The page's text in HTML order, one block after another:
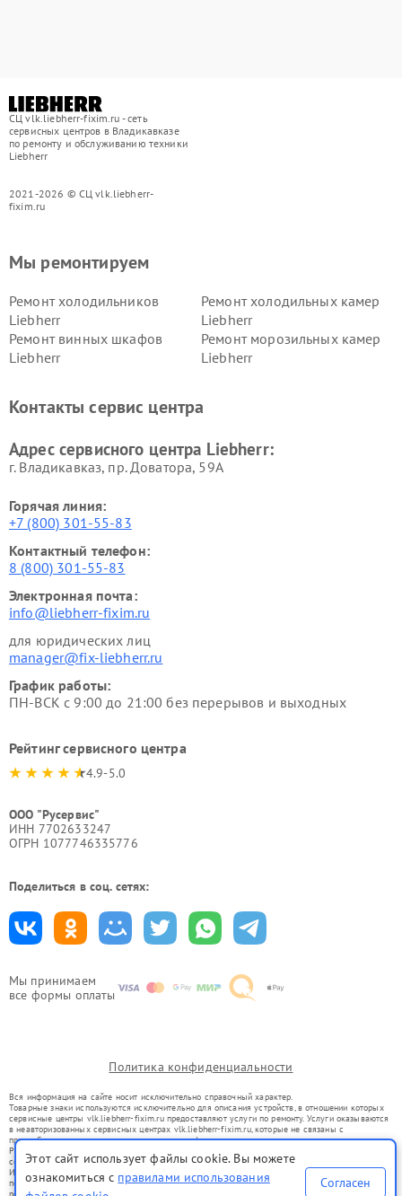
СЦ vlk.liebherr-fixim.ru - сеть
сервисных центров в Владикавказе
по ремонту и обслуживанию техники
Liebherr
2021-2026 © СЦ vlk.liebherr-
fixim.ru
Мы принимаем
все формы оплаты
Мы ремонтируем
Ремонт холодильников
Liebherr
Ремонт холодильных камер
Liebherr
Ремонт винных шкафов
Liebherr
Ремонт морозильных камер
Liebherr
Контакты сервис центра
Адрес сервисного центра Liebherr:
г. Владикавказ, пр. Доватора, 59А
Горячая линия:
+7 (800) 301-55-83
Контактный телефон:
8 (800) 301-55-83
Электронная почта:
info@liebherr-fixim.ru
для юридических лиц
manager@fix-liebherr.ru
График работы:
ПН-ВСК с 9:00 до 21:00 без перерывов и выходных
Рейтинг сервисного центра
4.9-5.0
ООО "Русервис"
ИНН 7702633247
ОГРН 1077746335776
Поделиться в соц. сетях:
Политика конфиденциальности
Вся информация на сайте носит исключительно справочный характер.
Товарные знаки используются исключительно для описания устройств, в отношении которых
сервисные центры vlk.liebherr-fixim.ru предоставляют услуги по ремонту. Услуги оказываются
в неавторизованных сервисных центрах vlk.liebherr-fixim.ru, которые не связаны с
правообладателями товарных знаков или их официальными представителями.
Ремонт осуществляется для устройств, уже введенных в гражданский оборот в соответствии
со статьей 1487 ГК РФ.
Использование товарных знаков не преследует цели индивидуализации услуг или введения
потребителей в заблуждение, а служит для информирования о предоставляемых услугах по
Этот сайт использует файлы cookie. Вы можете
ознакомиться с правилами использования
Согласен